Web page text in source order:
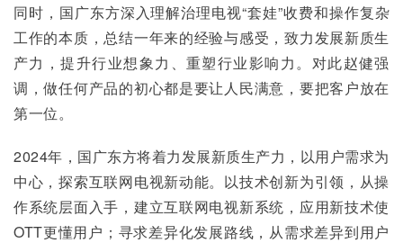
同时，国广东方深入理解治理电视“套娃”收费和操作复杂
工作的本质，总结一年来的经验与感受，致力发展新质生
产力，提升行业想象力、重塑行业影响力。对此赵健强
调，做任何产品的初心都是要让人民满意，要把客户放在
第一位。
2024年，国广东方将着力发展新质生产力，以用户需求为
中心，探索互联网电视新动能。以技术创新为引领，从操
作系统层面入手，建立互联网电视新系统，应用新技术使
OTT更懂用户；寻求差异化发展路线，从需求差异到用户